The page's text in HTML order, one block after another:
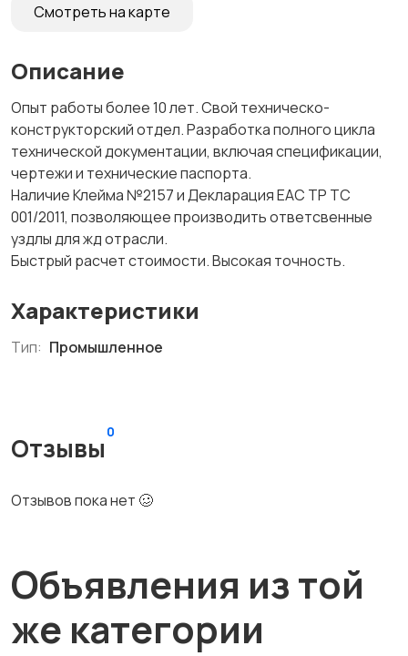
Смотреть на карте
Описание
Опыт работы более 10 лет. Свой техническо-
конструкторский отдел. Разработка полного цикла
технической документации, включая спецификации,
чертежи и технические паспорта.
Наличие Клейма №2157 и Декларация EAC ТР ТС
001/2011, позволяющее производить ответсвенные
уздлы для жд отрасли.
Быстрый расчет стоимости. Высокая точность.
Характеристики
Тип: Промышленное
Отзывы
0
Отзывов пока нет 🥴
Объявления из той
же категории